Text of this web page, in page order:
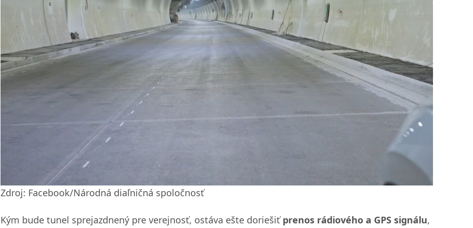
Zdroj: Facebook/Národná diaľničná spoločnosť
Kým bude tunel sprejazdnený pre verejnosť, ostáva ešte doriešiťprenos rádiového a GPS signálu,